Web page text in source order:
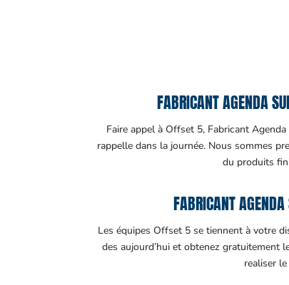
FABRICANT AGENDA
Faire appel à Offset 5, Fabricant
rappelle dans la journée. Nous sommes
du produits
FABRICANT
Les équipes Offset 5 se tiennent à votre
des aujourd’hui et obtenez gratuitement
realiser